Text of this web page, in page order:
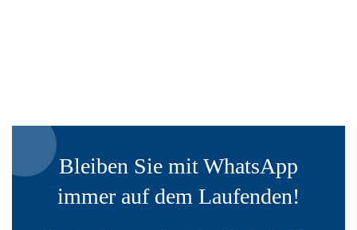
Bleiben Sie mit WhatsApp
immer auf dem Laufenden!